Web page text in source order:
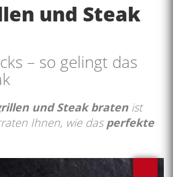
und Steak
– so gelingt das
und Steak bratenist
Ihnen, wie dasperfekte